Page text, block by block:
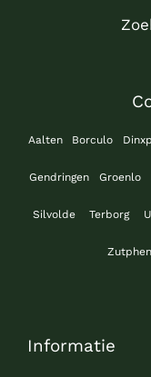
Aalten Borculo
Gendringen Groenlo
Silvolde Terborg
Zutphen
Informatie